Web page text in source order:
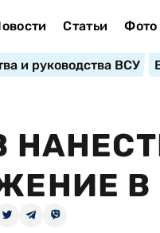
Статьи Фото
и руководства ВСУ
В